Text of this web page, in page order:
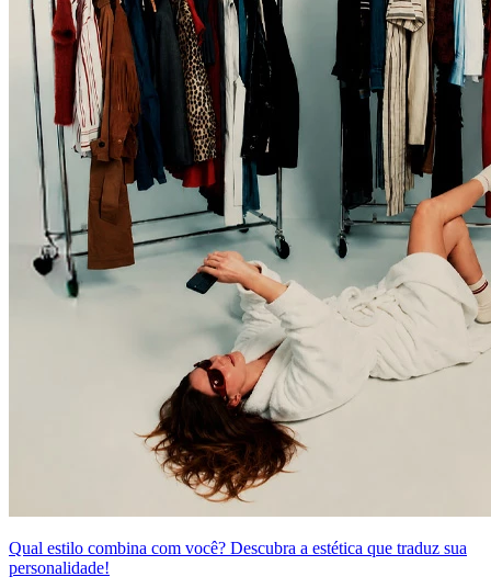
Qual estilo combina com você? Descubra a estética que traduz sua
personalidade!